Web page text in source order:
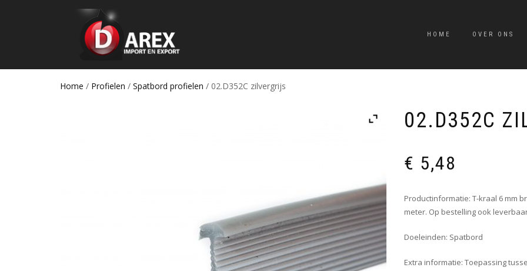
HOME OVER ONS
Home / Profielen / Spatbord profielen / 02.D352C zilvergrijs
02.D352C
€ 5,48
Productinformatie: T-kraal 6 mm
meter. Op bestelling ook
Doeleinden: Spatbord
Extra informatie: Toepassing